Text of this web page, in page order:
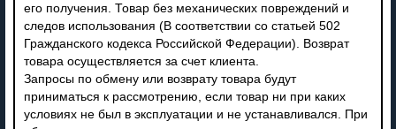
его получения. Товар без механических повреждений и
следов использования (В соответствии со статьей 502
Гражданского кодекса Российской Федерации). Возврат
товара осуществляется за счет клиента.
Запросы по обмену или возврату товара будут
приниматься к рассмотрению, если товар ни при каких
условиях не был в эксплуатации и не устанавливался. При